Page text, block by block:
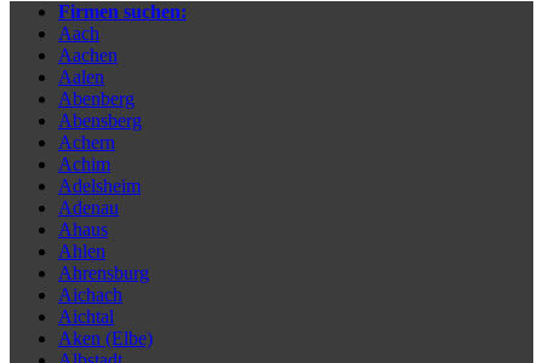
Firmen suchen:
Aach
Aachen
Aalen
Abenberg
Abensberg
Achern
Achim
Adelsheim
Adenau
Ahaus
Ahlen
Ahrensburg
Aichach
Aichtal
Aken (Elbe)